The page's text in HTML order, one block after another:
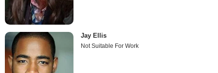
Jay Ellis
Not Suitable For Work